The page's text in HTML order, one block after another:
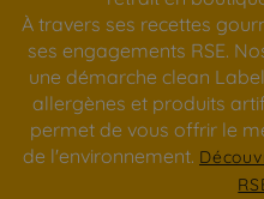
À travers ses recettes
ses engagements RSE.
une démarche clean
allergènes et produits
permet de vous offrir le
de l'environnement.